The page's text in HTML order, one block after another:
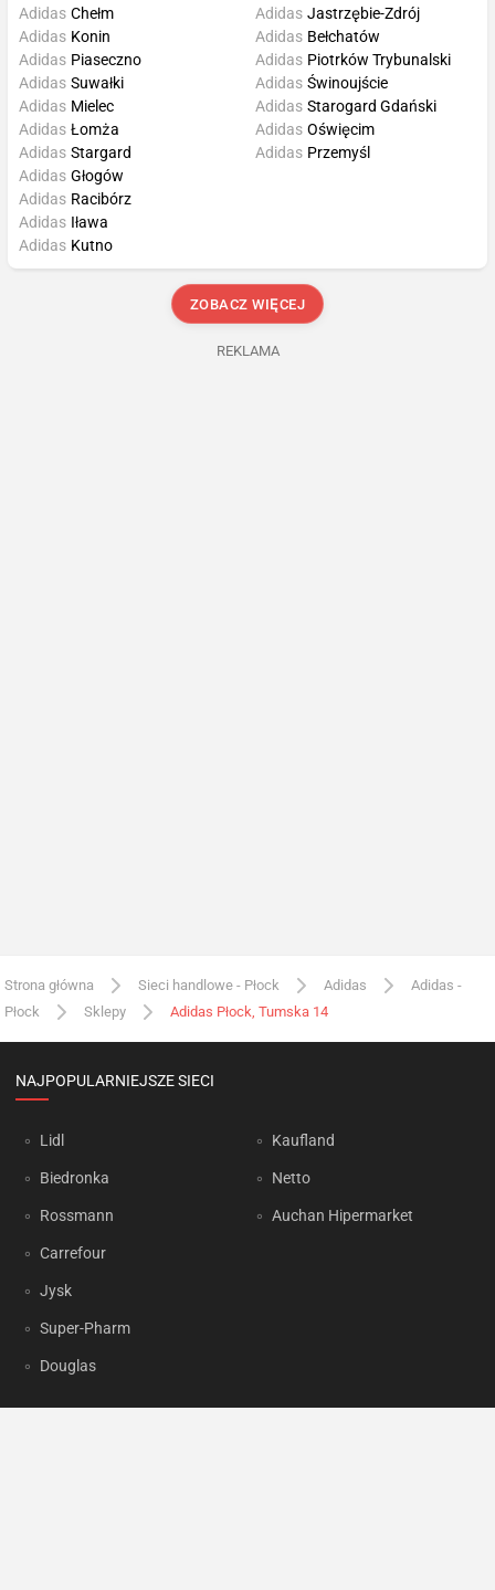
Adidas Chełm
Adidas Konin
Adidas Piaseczno
Adidas Jastrzębie-Zdrój
Adidas Bełchatów
Adidas Piotrków Trybunalski
Adidas Suwałki
Adidas Mielec
Adidas Łomża
Adidas Stargard
Adidas Świnoujście
Adidas Starogard Gdański
Adidas Oświęcim
Adidas Przemyśl
Adidas Głogów
Adidas Racibórz
Adidas Iława
Adidas Kutno
ZOBACZ WIĘCEJ
REKLAMA
Strona główna Sieci handlowe - Płock Adidas
Adidas -
Płock
Sklepy Adidas Płock, Tumska 14
NAJPOPULARNIEJSZE SIECI
Lidl
Biedronka
Rossmann
Carrefour
Jysk
Super-Pharm
Douglas
Kaufland
Netto
Auchan Hipermarket